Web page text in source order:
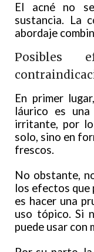
El acné no
sustancia. La
abordaje
Posibles
En primer
láurico es
irritante, por
solo, sino en
frescos.
No obstante,
los efectos que
es hacer una
uso tópico. Si
puede usar con